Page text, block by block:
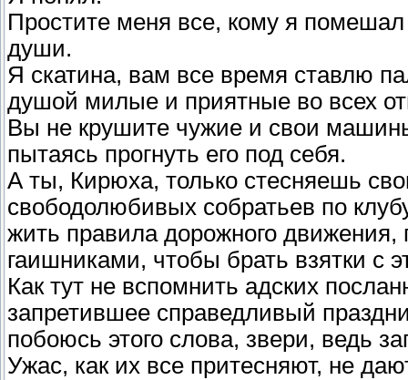
Простите меня все, кому я
души.
Я скатина, вам все время ставлю
душой милые и приятные во всех
Вы не крушите чужие и свои
пытаясь прогнуть его под себя.
А ты, Кирюха, только стесняешь
свободолюбивых собратьев по
жить правила дорожного
гаишниками, чтобы брать взятки с
Как тут не вспомнить адских
запретившее справедливый
побоюсь этого слова, звери, ведь
Ужас, как их все притесняют, не